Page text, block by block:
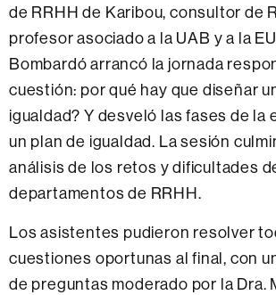
de RRHH de Karibou, consultor de
profesor asociado a la UAB y a la
Bombardó arrancó la jornada
cuestión: por qué hay que diseñar
igualdad? Y desveló las fases de la
un plan de igualdad. La sesión
análisis de los retos y dificultades
departamentos de RRHH.
Los asistentes pudieron resolver
cuestiones oportunas al final, con
de preguntas moderado por la Dra.